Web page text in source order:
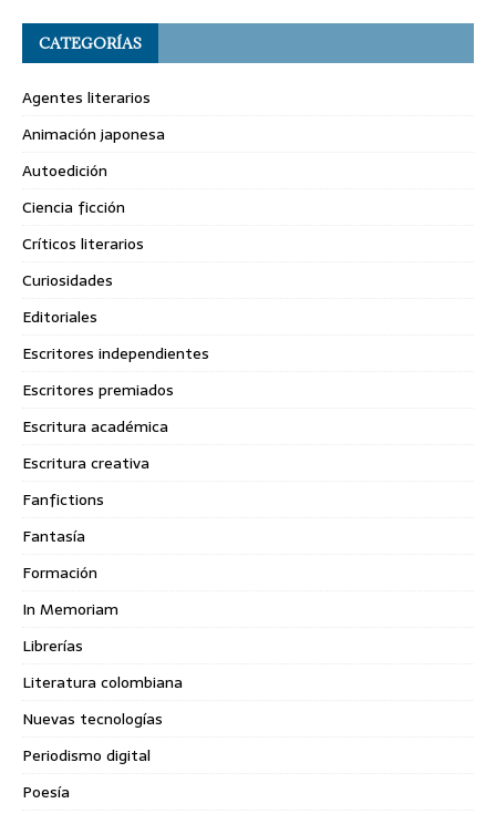
CATEGORÍAS
Agentes literarios
Animación japonesa
Autoedición
Ciencia ficción
Críticos literarios
Curiosidades
Editoriales
Escritores independientes
Escritores premiados
Escritura académica
Escritura creativa
Fanfictions
Fantasía
Formación
In Memoriam
Librerías
Literatura colombiana
Nuevas tecnologías
Periodismo digital
Poesía